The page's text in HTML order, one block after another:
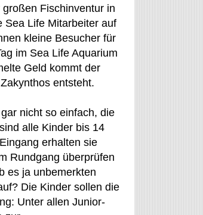
Fischinventur in
Sea Life Mitarbeiter auf
kleine Besucher für
im Sea Life Aquarium
Geld kommt der
entsteht.
nicht so einfach, die
alle Kinder bis 14
erhalten sie
Rundgang überprüfen
es ja unbemerkten
Die Kinder sollen die
Unter allen Junior-